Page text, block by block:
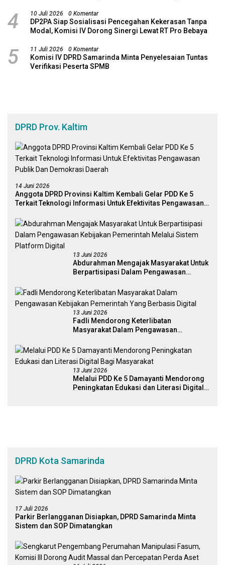
4 10 Juli 2026 0 Komentar
DP2PA Siap Sosialisasi Pencegahan Kekerasan Tanpa
Modal, Komisi IV Dorong Sinergi Lewat RT Pro Bebaya
5 11 Juli 2026 0 Komentar
Komisi IV DPRD Samarinda Minta Penyelesaian Tuntas
Verifikasi Peserta SPMB
DPRD Prov. Kaltim
14 Juni 2026
Anggota DPRD Provinsi Kaltim Kembali Gelar PDD Ke 5
Terkait Teknologi Informasi Untuk Efektivitas Pengawasan
13 Juni 2026
Abdurahman Mengajak Masyarakat Untuk
Berpartisipasi Dalam Pengawasan
Platform Digital
13 Juni 2026
Fadli Mendorong Keterlibatan
Masyarakat Dalam Pengawasan
Digital
13 Juni 2026
Melalui PDD Ke 5 Damayanti Mendorong
Peningkatan Edukasi dan Literasi Digital
DPRD Kota Samarinda
17 Juli 2026
Parkir Berlangganan Disiapkan, DPRD Samarinda Minta
Sistem dan SOP Dimatangkan